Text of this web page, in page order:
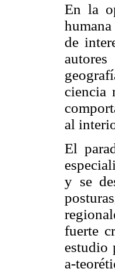
En la
de
ciencia
al
El
y se
fuerte
estudio
a-